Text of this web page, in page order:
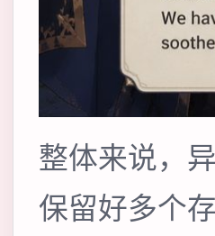
整体来说，
保留好多个